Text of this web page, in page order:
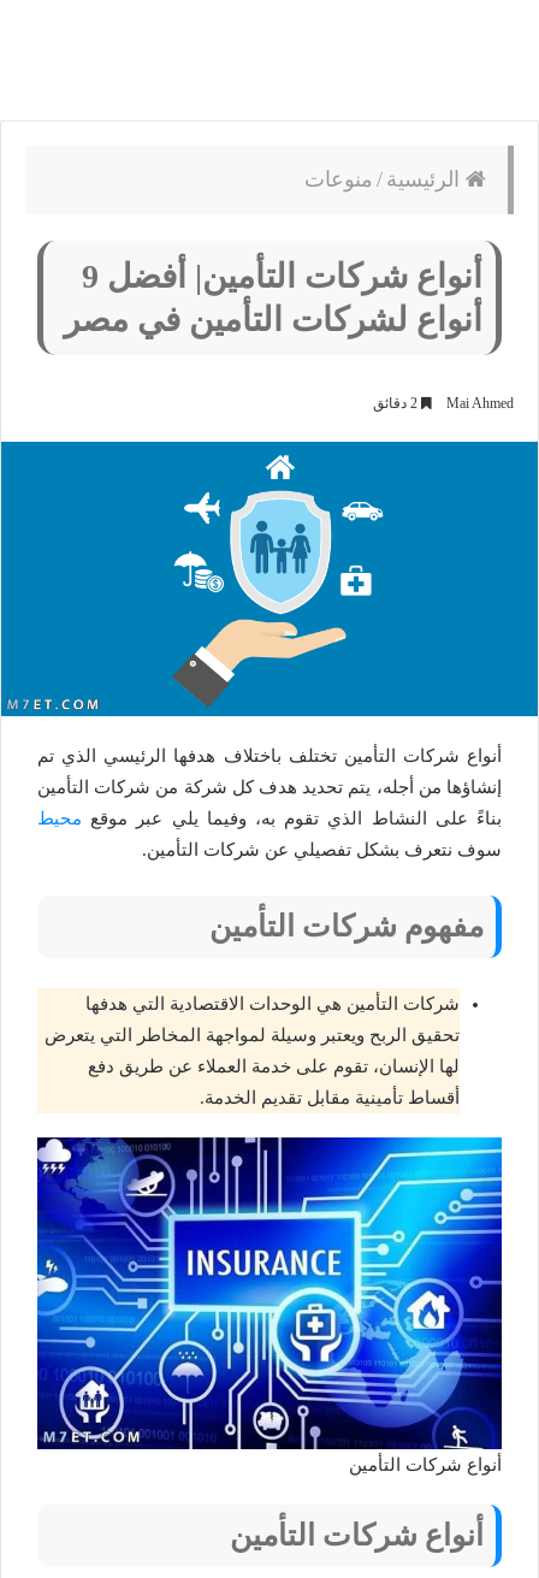
الرئيسية / منوعات
أنواع شركات التأمين| أفضل 9
أنواع لشركات التأمين في مصر
Mai Ahmed
أنواع شركات التأمين تختلف باختلاف هدفها الرئيسي الذي تم
إنشاؤها من أجله، يتم تحديد هدف كل شركة من شركات التأمين
بناءً على النشاط الذي تقوم به، وفيما يلي عبر موقع محيط
سوف نتعرف بشكل تفصيلي عن شركات التأمين.
مفهوم شركات التأمين
شركات التأمين هي الوحدات الاقتصادية التي هدفها
تحقيق الربح ويعتبر وسيلة لمواجهة المخاطر التي يتعرض
لها الإنسان، تقوم على خدمة العملاء عن طريق دفع
أقساط تأمينية مقابل تقديم الخدمة.
أنواع شركات التأمين
أنواع شركات التأمين